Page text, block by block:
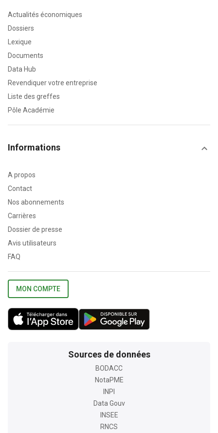
Actualités économiques
Dossiers
Lexique
Documents
Data Hub
Revendiquer votre entreprise
Liste des greffes
Pôle Académie
Informations
A propos
Contact
Nos abonnements
Carrières
Dossier de presse
Avis utilisateurs
FAQ
MON COMPTE
Sources de données
BODACC
NotaPME
INPI
Data Gouv
INSEE
RNCS